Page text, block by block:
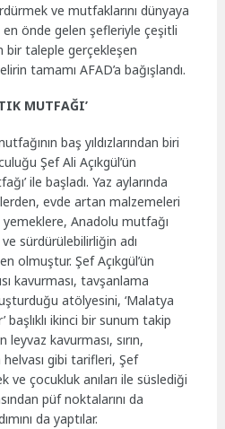
ve mutfaklarını dünyaya
önde gelen şefleriyle çeşitli
bir taleple gerçekleşen
tamamı AFAD’a bağışlandı.
MUTFAĞI’
baş yıldızlarından biri
Şef Ali Açıkgül’ün
ile başladı. Yaz aylarında
evde artan malzemeleri
Anadolu mutfağı
ve sürdürülebilirliğin adı
olmuştur. Şef Açıkgül’ün
kavurması, tavşanlama
atölyesini, ‘Malatya
ikinci bir sunum takip
kavurması, sırın,
gibi tarifleri, Şef
ve çocukluk anıları ile süslediği
püf noktalarını da
da yaptılar.